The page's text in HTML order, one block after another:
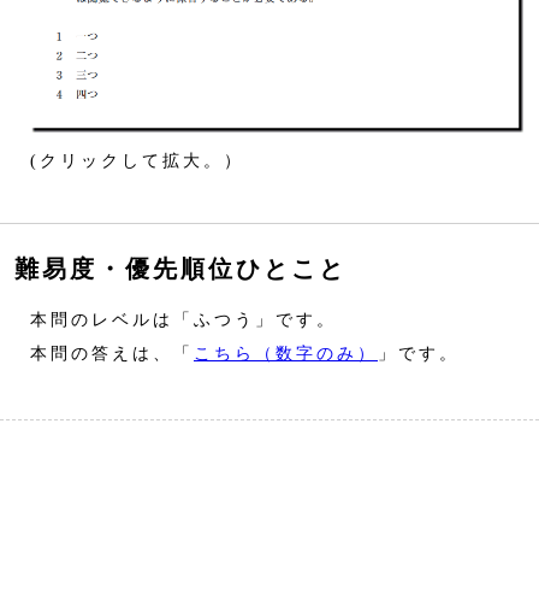
(クリックして拡大。）
難易度・優先順位ひとこと
本問のレベルは「ふつう」です。
本問の答えは、「 こちら（数字のみ） 」です。